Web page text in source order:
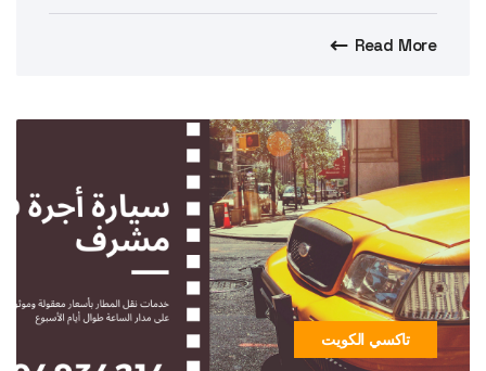
Read More
تاكسي الكويت